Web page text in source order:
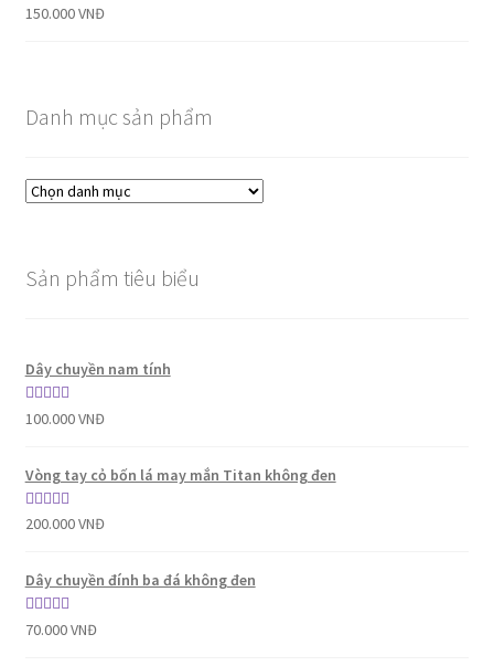
150.000VNĐ
Danh mục sản phẩm
Sản phẩm tiêu biểu
Dây chuyền nam tính
Được xếp
100.000VNĐ
Vòng tay cỏ bốn lá may mắn Titan không đen
Được xếp
sao
200.000VNĐ
Dây chuyền đính ba đá không đen
Được xếp
70.000VNĐ